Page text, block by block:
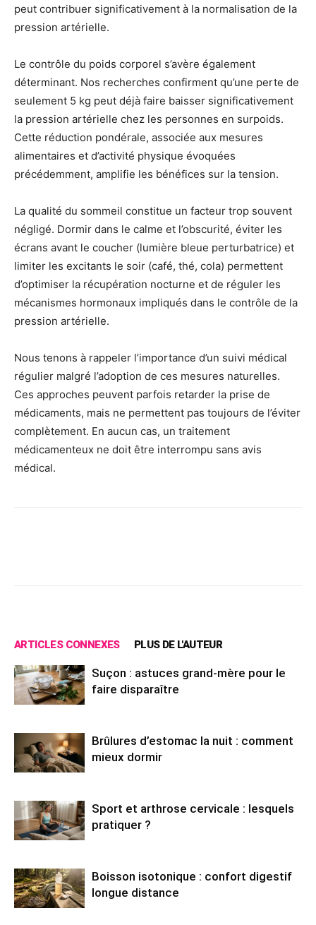
peut contribuer significativement à la normalisation de la
pression artérielle.
Le contrôle du poids corporel s’avère également
déterminant. Nos recherches confirment qu’une perte de
seulement 5 kg peut déjà faire baisser significativement
la pression artérielle chez les personnes en surpoids.
Cette réduction pondérale, associée aux mesures
alimentaires et d’activité physique évoquées
précédemment, amplifie les bénéfices sur la tension.
La qualité du sommeil constitue un facteur trop souvent
négligé. Dormir dans le calme et l’obscurité, éviter les
écrans avant le coucher (lumière bleue perturbatrice) et
limiter les excitants le soir (café, thé, cola) permettent
d’optimiser la récupération nocturne et de réguler les
mécanismes hormonaux impliqués dans le contrôle de la
pression artérielle.
Nous tenons à rappeler l’importance d’un suivi médical
régulier malgré l’adoption de ces mesures naturelles.
Ces approches peuvent parfois retarder la prise de
médicaments, mais ne permettent pas toujours de l’éviter
complètement. En aucun cas, un traitement
médicamenteux ne doit être interrompu sans avis
médical.
ARTICLES CONNEXES PLUS DE L'AUTEUR
Suçon : astuces grand-mère pour le
faire disparaître
Brûlures d’estomac la nuit : comment
mieux dormir
Sport et arthrose cervicale : lesquels
pratiquer ?
Boisson isotonique : confort digestif
longue distance